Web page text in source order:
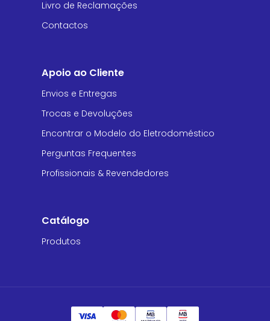
Livro de Reclamações
Contactos
Apoio ao Cliente
Envios e Entregas
Trocas e Devoluções
Encontrar o Modelo do Eletrodoméstico
Perguntas Frequentes
Profissionais & Revendedores
Catálogo
Produtos